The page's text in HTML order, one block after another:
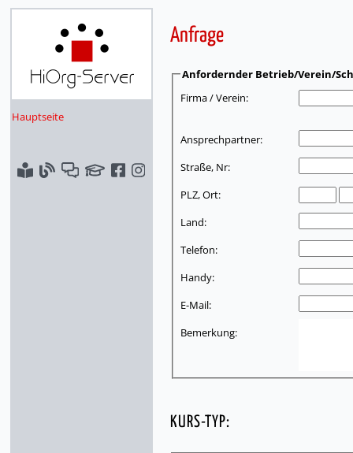
Hauptseite
Anfrage
Anfordernder Betrieb/Verein/
Firma / Verein:
Ansprechpartner:
Straße, Nr:
PLZ, Ort:
Land:
Telefon:
Handy:
E-Mail:
Bemerkung:
KURS-TYP: